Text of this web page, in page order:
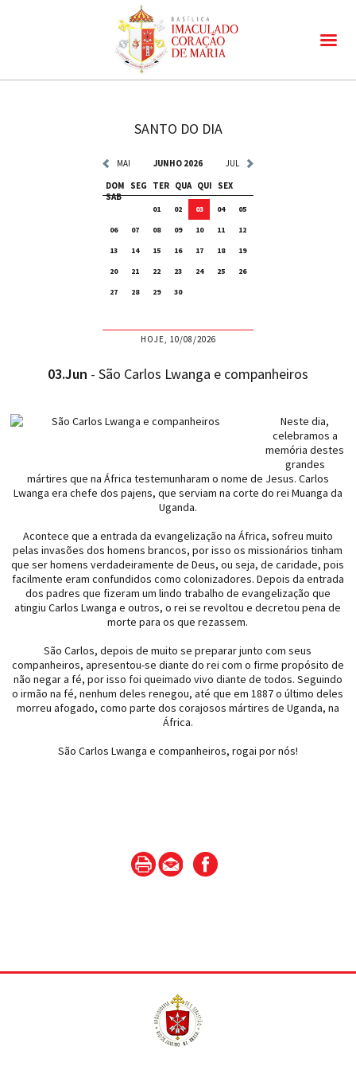
SANTO DO DIA
MAI JUNHO 2026
JUL
DOM
SEG TER QUA QUI
SEX
SAB
01 02 03 04
05
06
07 08 09 10 11
12
13
14 15 16 17 18
19
20
21 22 23 24 25
26
27
28 29 30
HOJE, 10/08/2026
03.Jun - São Carlos Lwanga e companheiros
Neste dia,
celebramos a
memória destes
grandes
mártires que na África testemunharam o nome de Jesus. Carlos
Lwanga era chefe dos pajens, que serviam na corte do rei Muanga da
Uganda.
Acontece que a entrada da evangelização na África, sofreu muito
pelas invasões dos homens brancos, por isso os missionários tinham
que ser homens verdadeiramente de Deus, ou seja, de caridade, pois
facilmente eram confundidos como colonizadores. Depois da entrada
dos padres que fizeram um lindo trabalho de evangelização que
atingiu Carlos Lwanga e outros, o rei se revoltou e decretou pena de
morte para os que rezassem.
São Carlos, depois de muito se preparar junto com seus
companheiros, apresentou-se diante do rei com o firme propósito de
não negar a fé, por isso foi queimado vivo diante de todos. Seguindo
o irmão na fé, nenhum deles renegou, até que em 1887 o último deles
morreu afogado, como parte dos corajosos mártires de Uganda, na
África.
São Carlos Lwanga e companheiros, rogai por nós!